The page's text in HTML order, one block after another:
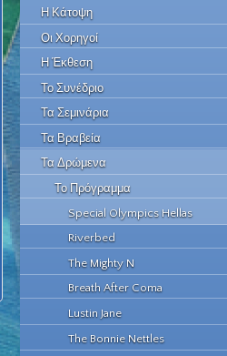
Η Κάτοψη
Οι Χορηγοί
Η Έκθεση
Το Συνέδριο
Τα Σεμινάρια
Τα Βραβεία
Τα Δρώμενα
Το Πρόγραμμα
Special Olympics Hellas
Riverbed
The Mighty N
Breath After Coma
Lustin Jane
The Bonnie Nettles